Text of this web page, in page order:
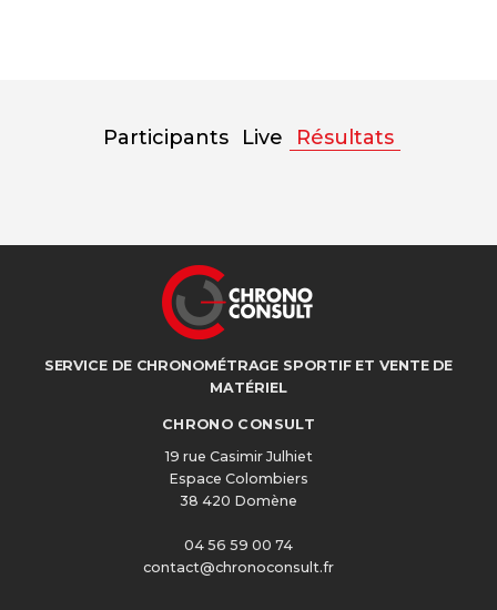
Participants Live Résultats
SERVICE DE CHRONOMÉTRAGE SPORTIF ET VENTE DE
MATÉRIEL
CHRONO CONSULT
19 rue Casimir Julhiet
Espace Colombiers
38 420 Domène
04 56 59 00 74
contact@chronoconsult.fr